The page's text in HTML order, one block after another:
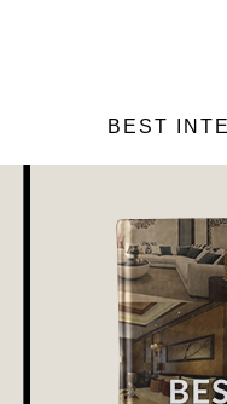
BEST